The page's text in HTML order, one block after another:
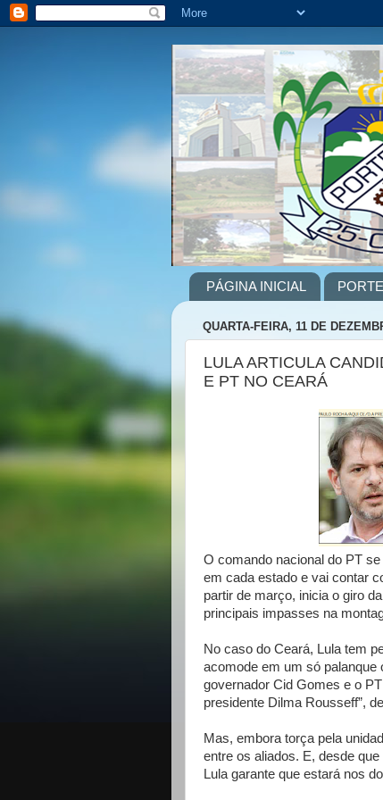
PÁGINA INICIAL
QUARTA-FEIRA, 11 DE
LULA ARTICULA
E PT NO CEARÁ
O comando nacional do PT
em cada estado e vai contar
partir de março, inicia o giro
principais impasses na
No caso do Ceará, Lula tem
acomode em um só
governador Cid Gomes e o
presidente Dilma Rousseff”,
Mas, embora torça pela
entre os aliados. E, desde
Lula garante que estará nos